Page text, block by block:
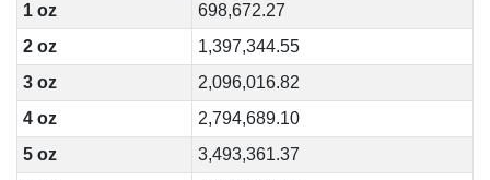
1 oz
698,672.27
2 oz
1,397,344.55
3 oz
2,096,016.82
4 oz
2,794,689.10
5 oz
3,493,361.37